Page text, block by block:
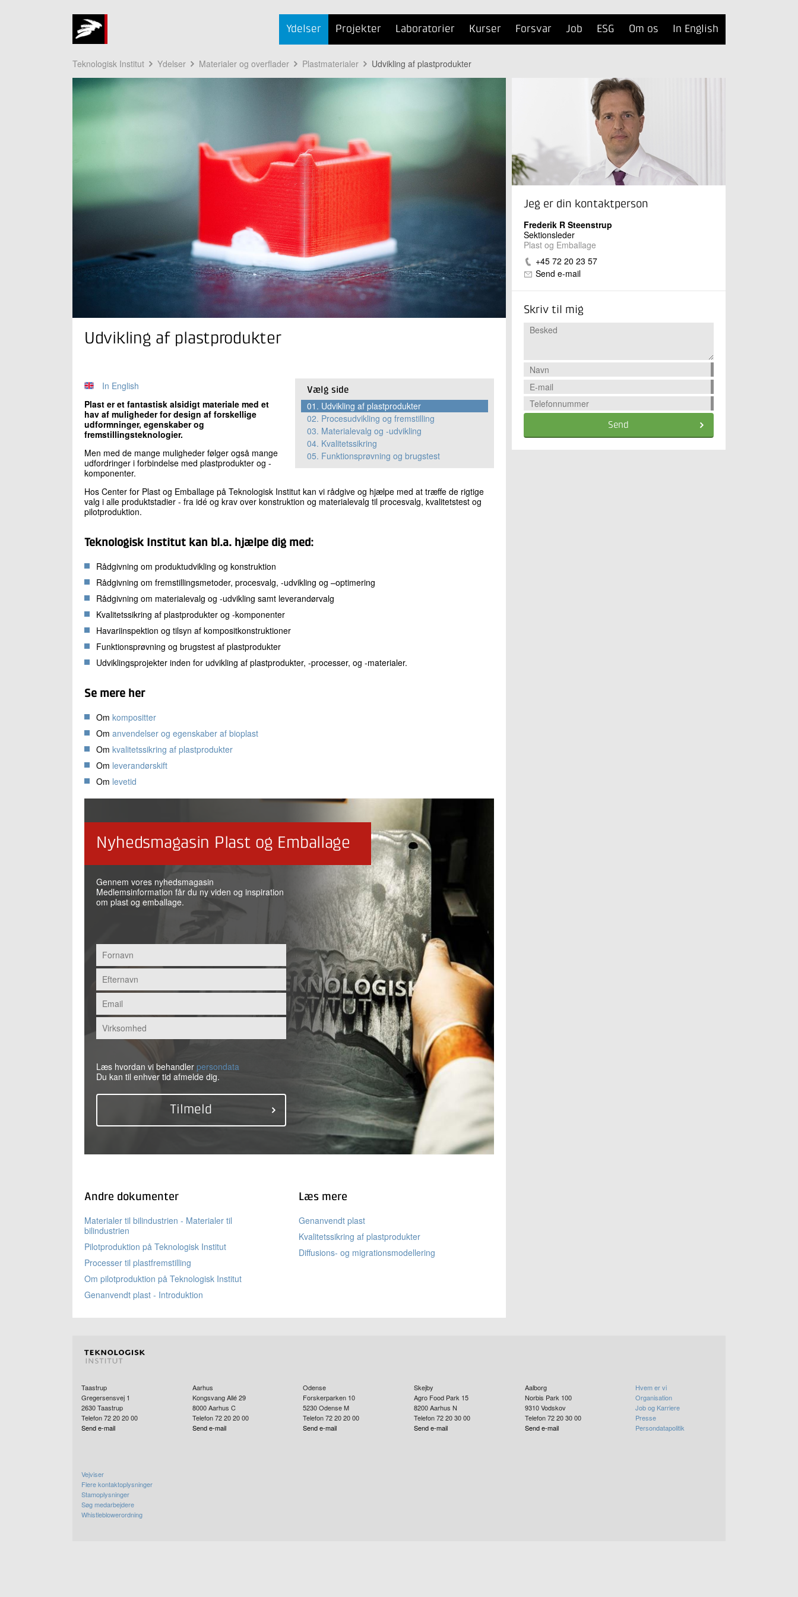
Ydelser Projekter Laboratorier Kurser Forsvar Job ESG Om os In English
Teknologisk Institut Ydelser Materialer og overflader Plastmaterialer Udvikling af plastprodukter
Udvikling af plastprodukter
Vælg side
01. Udvikling af plastprodukter
02. Procesudvikling og fremstilling
03. Materialevalg og -udvikling
04. Kvalitetssikring
05. Funktionsprøvning og brugstest
In English
Plast er et fantastisk alsidigt materiale med et
hav af muligheder for design af forskellige
udformninger, egenskaber og
fremstillingsteknologier.
Men med de mange muligheder følger også mange
udfordringer i forbindelse med plastprodukter og -
komponenter.
Hos Center for Plast og Emballage på Teknologisk Institut kan vi rådgive og hjælpe med at træffe de rigtige
valg i alle produktstadier - fra idé og krav over konstruktion og materialevalg til procesvalg, kvalitetstest og
pilotproduktion.
Teknologisk Institut kan bl.a. hjælpe dig med:
Rådgivning om produktudvikling og konstruktion
Rådgivning om fremstillingsmetoder, procesvalg, -udvikling og –optimering
Rådgivning om materialevalg og -udvikling samt leverandørvalg
Kvalitetssikring af plastprodukter og -komponenter
Havariinspektion og tilsyn af kompositkonstruktioner
Funktionsprøvning og brugstest af plastprodukter
Udviklingsprojekter inden for udvikling af plastprodukter, -processer, og -materialer.
Se mere her
Om kompositter
Om anvendelser og egenskaber af bioplast
Om kvalitetssikring af plastprodukter
Om leverandørskift
Om levetid
Nyhedsmagasin Plast og Emballage
Gennem vores nyhedsmagasin
Medlemsinformation får du ny viden og inspiration
om plast og emballage.
Læs hvordan vi behandler persondata
Du kan til enhver tid afmelde dig.
Andre dokumenter
Materialer til bilindustrien - Materialer til
bilindustrien
Pilotproduktion på Teknologisk Institut
Processer til plastfremstilling
Om pilotproduktion på Teknologisk Institut
Genanvendt plast - Introduktion
Læs mere
Genanvendt plast
Kvalitetssikring af plastprodukter
Diffusions- og migrationsmodellering
Jeg er din kontaktperson
Frederik R Steenstrup
Sektionsleder
Plast og Emballage
+45 72 20 23 57
Send e-mail
Skriv til mig
Send
Taastrup
Gregersensvej 1
2630Taastrup
Telefon 72 20 20 00
Send e-mail
Aarhus
Kongsvang Allé 29
8000 Aarhus C
Telefon 72 20 20 00
Send e-mail
Odense
Forskerparken 10
5230 Odense M
Telefon 72 20 20 00
Send e-mail
Skejby
Agro Food Park 15
8200Aarhus N
Telefon 72 20 30 00
Send e-mail
Aalborg
Norbis Park 100
9310 Vodskov
Telefon 72 20 30 00
Send e-mail
Hvem er vi
Organisation
Job og Karriere
Presse
Persondatapolitik
Vejviser
Flere kontaktoplysninger
Stamoplysninger
Søg medarbejdere
Whistleblowerordning